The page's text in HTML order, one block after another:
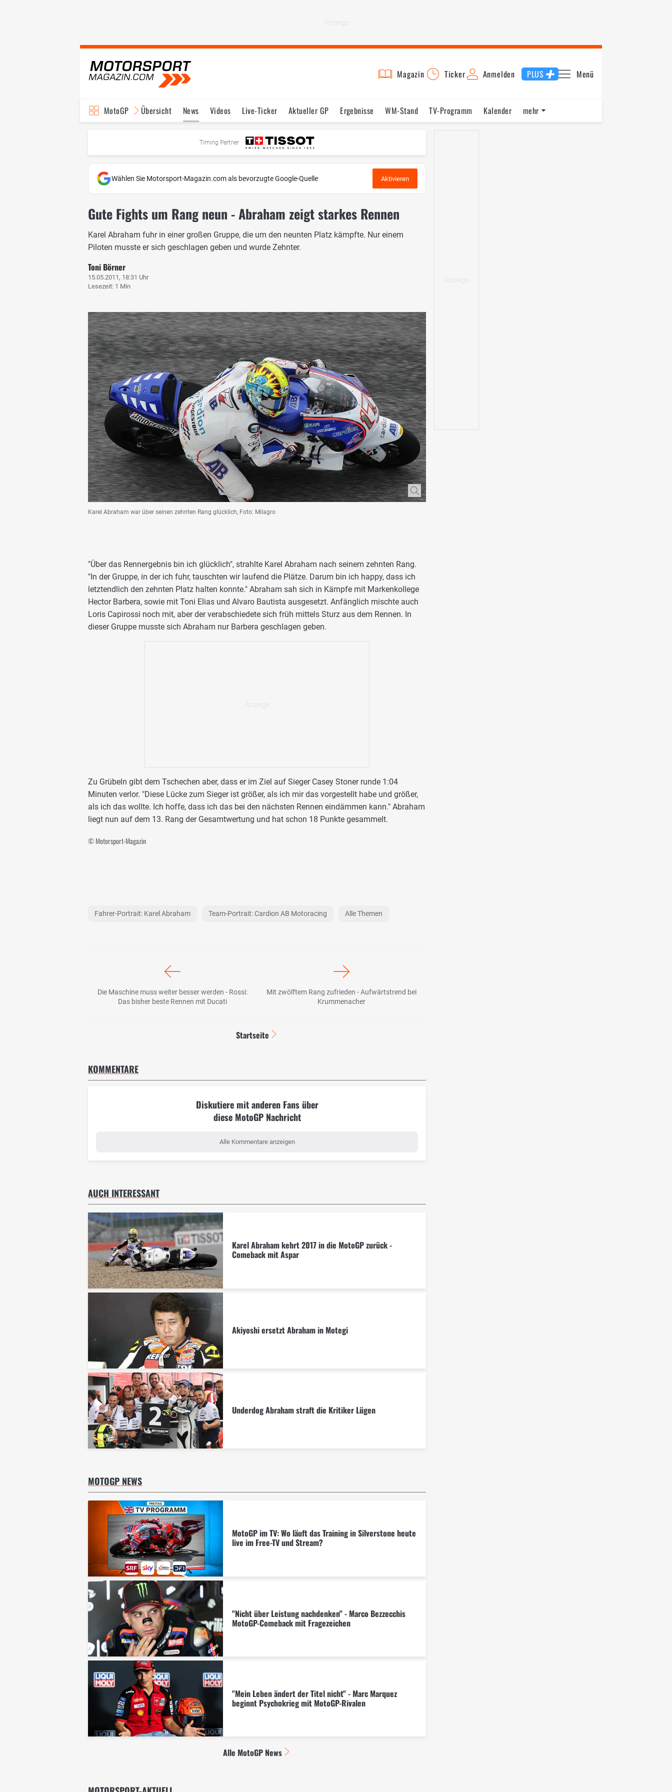
Magazin Ticker Anmelden PLUS Menü
MotoGP Übersicht News Videos Live-Ticker Aktueller GP Ergebnisse WM-Stand TV-Programm
Kalender
Testfahrten Reglement
mehr
Timing Partner
Wählen Sie Motorsport-Magazin.com als bevorzugte Google-Quelle Aktivieren
Gute Fights um Rang neun - Abraham zeigt starkes Rennen
Karel Abraham fuhr in einer großen Gruppe, die um den neunten Platz kämpfte. Nur einem
Piloten musste er sich geschlagen geben und wurde Zehnter.
Toni Börner
15.05.2011, 18:31 Uhr
Lesezeit: 1 Min
Karel Abraham war über seinen zehnten Rang glücklich, Foto: Milagro
"Über das Rennergebnis bin ich glücklich", strahlte Karel Abraham nach seinem zehnten Rang.
"In der Gruppe, in der ich fuhr, tauschten wir laufend die Plätze. Darum bin ich happy, dass ich
letztendlich den zehnten Platz halten konnte." Abraham sah sich in Kämpfe mit Markenkollege
Hector Barbera, sowie mit Toni Elias und Alvaro Bautista ausgesetzt. Anfänglich mischte auch
Loris Capirossi noch mit, aber der verabschiedete sich früh mittels Sturz aus dem Rennen. In
dieser Gruppe musste sich Abraham nur Barbera geschlagen geben.
Zu Grübeln gibt dem Tschechen aber, dass er im Ziel auf Sieger Casey Stoner runde 1:04
Minuten verlor. "Diese Lücke zum Sieger ist größer, als ich mir das vorgestellt habe und größer,
als ich das wollte. Ich hoffe, dass ich das bei den nächsten Rennen eindämmen kann." Abraham
liegt nun auf dem 13. Rang der Gesamtwertung und hat schon 18 Punkte gesammelt.
© Motorsport-Magazin
Fahrer-Portrait: Karel Abraham Team-Portrait: Cardion AB Motoracing Alle Themen
Die Maschine muss weiter besser werden - Rossi:
Das bisher beste Rennen mit Ducati
Mit zwölftem Rang zufrieden - Aufwärtstrend bei
Krummenacher
Startseite
KOMMENTARE
Diskutiere mit anderen Fans über
diese MotoGP Nachricht
Alle Kommentare anzeigen
AUCH INTERESSANT
Karel Abraham kehrt 2017 in die MotoGP zurück -
Comeback mit Aspar
Akiyoshi ersetzt Abraham in Motegi
Underdog Abraham straft die Kritiker Lügen
MOTOGP NEWS
MotoGP im TV: Wo läuft das Training in Silverstone heute
live im Free-TV und Stream?
"Nicht über Leistung nachdenken" - Marco Bezzecchis
MotoGP-Comeback mit Fragezeichen
"Mein Leben ändert der Titel nicht" - Marc Marquez
beginnt Psychokrieg mit MotoGP-Rivalen
Alle MotoGP News